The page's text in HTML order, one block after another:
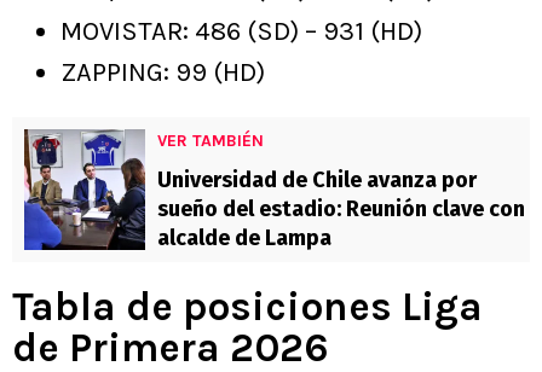
MOVISTAR: 486 (SD) – 931 (HD)
ZAPPING: 99 (HD)
VER TAMBIÉN
Universidad de Chile avanza por
sueño del estadio: Reunión clave con
alcalde de Lampa
Tabla de posiciones Liga
de Primera 2026